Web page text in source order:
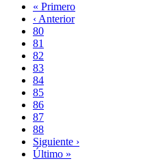
Paginación
Primera
página
« Primero
Página
anterior
‹ Anterior
Page
80
Page
81
Page
82
Page
83
Página
actual
84
Page
85
Page
86
Page
87
Page
88
Siguiente
página
Siguiente ›
Última
Último »